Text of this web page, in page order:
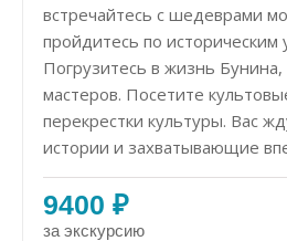
встречайтесь с шедеврами
пройдитесь по историческим
Погрузитесь в жизнь
мастеров. Посетите
перекрестки культуры. Вас
истории и захватывающие
9400 ₽
за экскурсию